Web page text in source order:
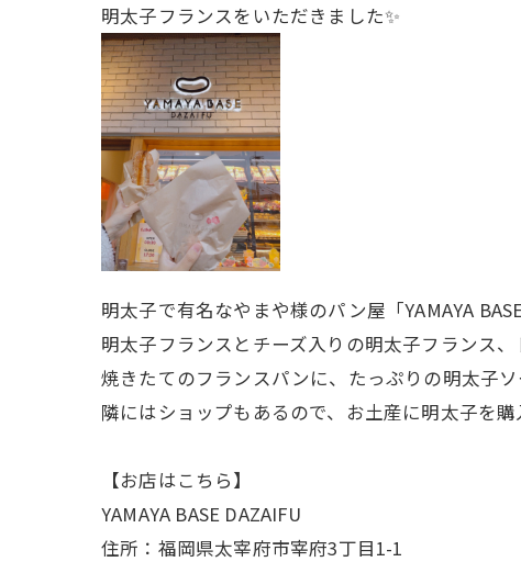
明太子フランスをいただきました✨
明太子で有名なやまや様のパン屋「YAMAYA
明太子フランスとチーズ入りの明太子フランス、
焼きたてのフランスパンに、たっぷりの明太子
隣にはショップもあるので、お土産に明太子を
【お店はこちら】
YAMAYA BASE DAZAIFU
住所：福岡県太宰府市宰府3丁目1-1